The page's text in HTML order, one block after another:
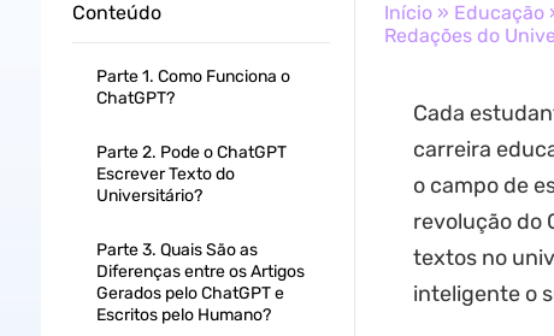
Conteúdo
Parte 1. Como Funciona o
ChatGPT?
Parte 2. Pode o ChatGPT
Escrever Texto do
Universitário?
Parte 3. Quais São as
Diferenças entre os Artigos
Gerados pelo ChatGPT e
Escritos pelo Humano?
Início» Educação
Redações do
Cada
carreira
o campo de
revolução do
textos no
inteligente o